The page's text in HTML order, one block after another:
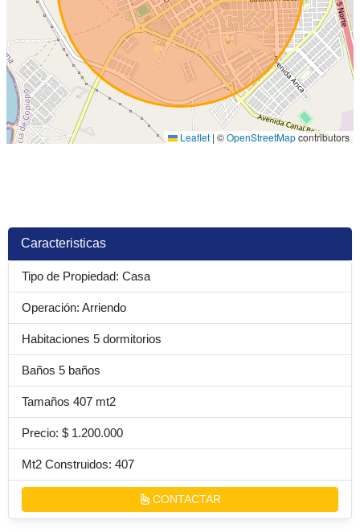
Leaflet | ©OpenStreetMapcontributors
Caracteristicas
Tipo de Propiedad: Casa
Operación: Arriendo
Habitaciones 5 dormitorios
Baños 5 baños
Tamaños 407 mt2
Precio: $ 1.200.000
Mt2 Construidos: 407
CONTACTAR